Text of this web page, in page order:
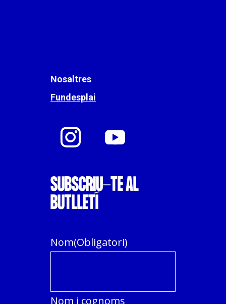
Nosaltres
Fundesplai
SUBSCRIU-TE AL
BUTLLETÍ
Nom(Obligatori)
Nom i cognoms